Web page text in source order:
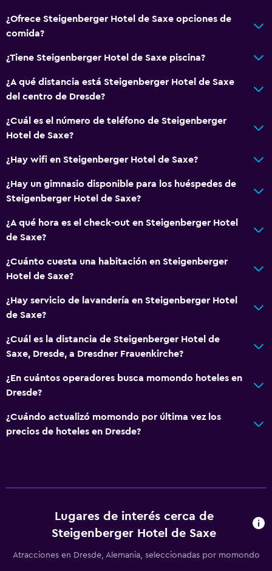
Accesibilidad
Ascensor
Silla para ducha
Ascensor disponible
Estacionamiento accesible
Habitación hipoalergénica
Inodoro con barras de apoyo
Tetera eléctrica
Menús para dietas especiales (bajo petición)
Bar/lounge
Bar de tapas
Tetera/cafetera
Cafetera
Centro de negocios
Autos de alquiler
Servicio de despertador
¿Ofrece Steigenberger Hotel de Saxe opciones de
comida?
¿Tiene Steigenberger Hotel de Saxe piscina?
¿A qué distancia está Steigenberger Hotel de Saxe
del centro de Dresde?
¿Cuál es el número de teléfono de Steigenberger
Hotel de Saxe?
¿Hay wifi en Steigenberger Hotel de Saxe?
¿Hay un gimnasio disponible para los huéspedes de
Steigenberger Hotel de Saxe?
¿A qué hora es el check-out en Steigenberger Hotel
de Saxe?
¿Cuánto cuesta una habitación en Steigenberger
Hotel de Saxe?
¿Hay servicio de lavandería en Steigenberger Hotel
de Saxe?
¿Cuál es la distancia de Steigenberger Hotel de
Saxe, Dresde, a Dresdner Frauenkirche?
¿En cuántos operadores busca momondo hoteles en
Dresde?
¿Cuándo actualizó momondo por última vez los
precios de hoteles en Dresde?
Lugares de interés cerca de
Steigenberger Hotel de Saxe
Atracciones en Dresde, Alemania, seleccionadas por momondo